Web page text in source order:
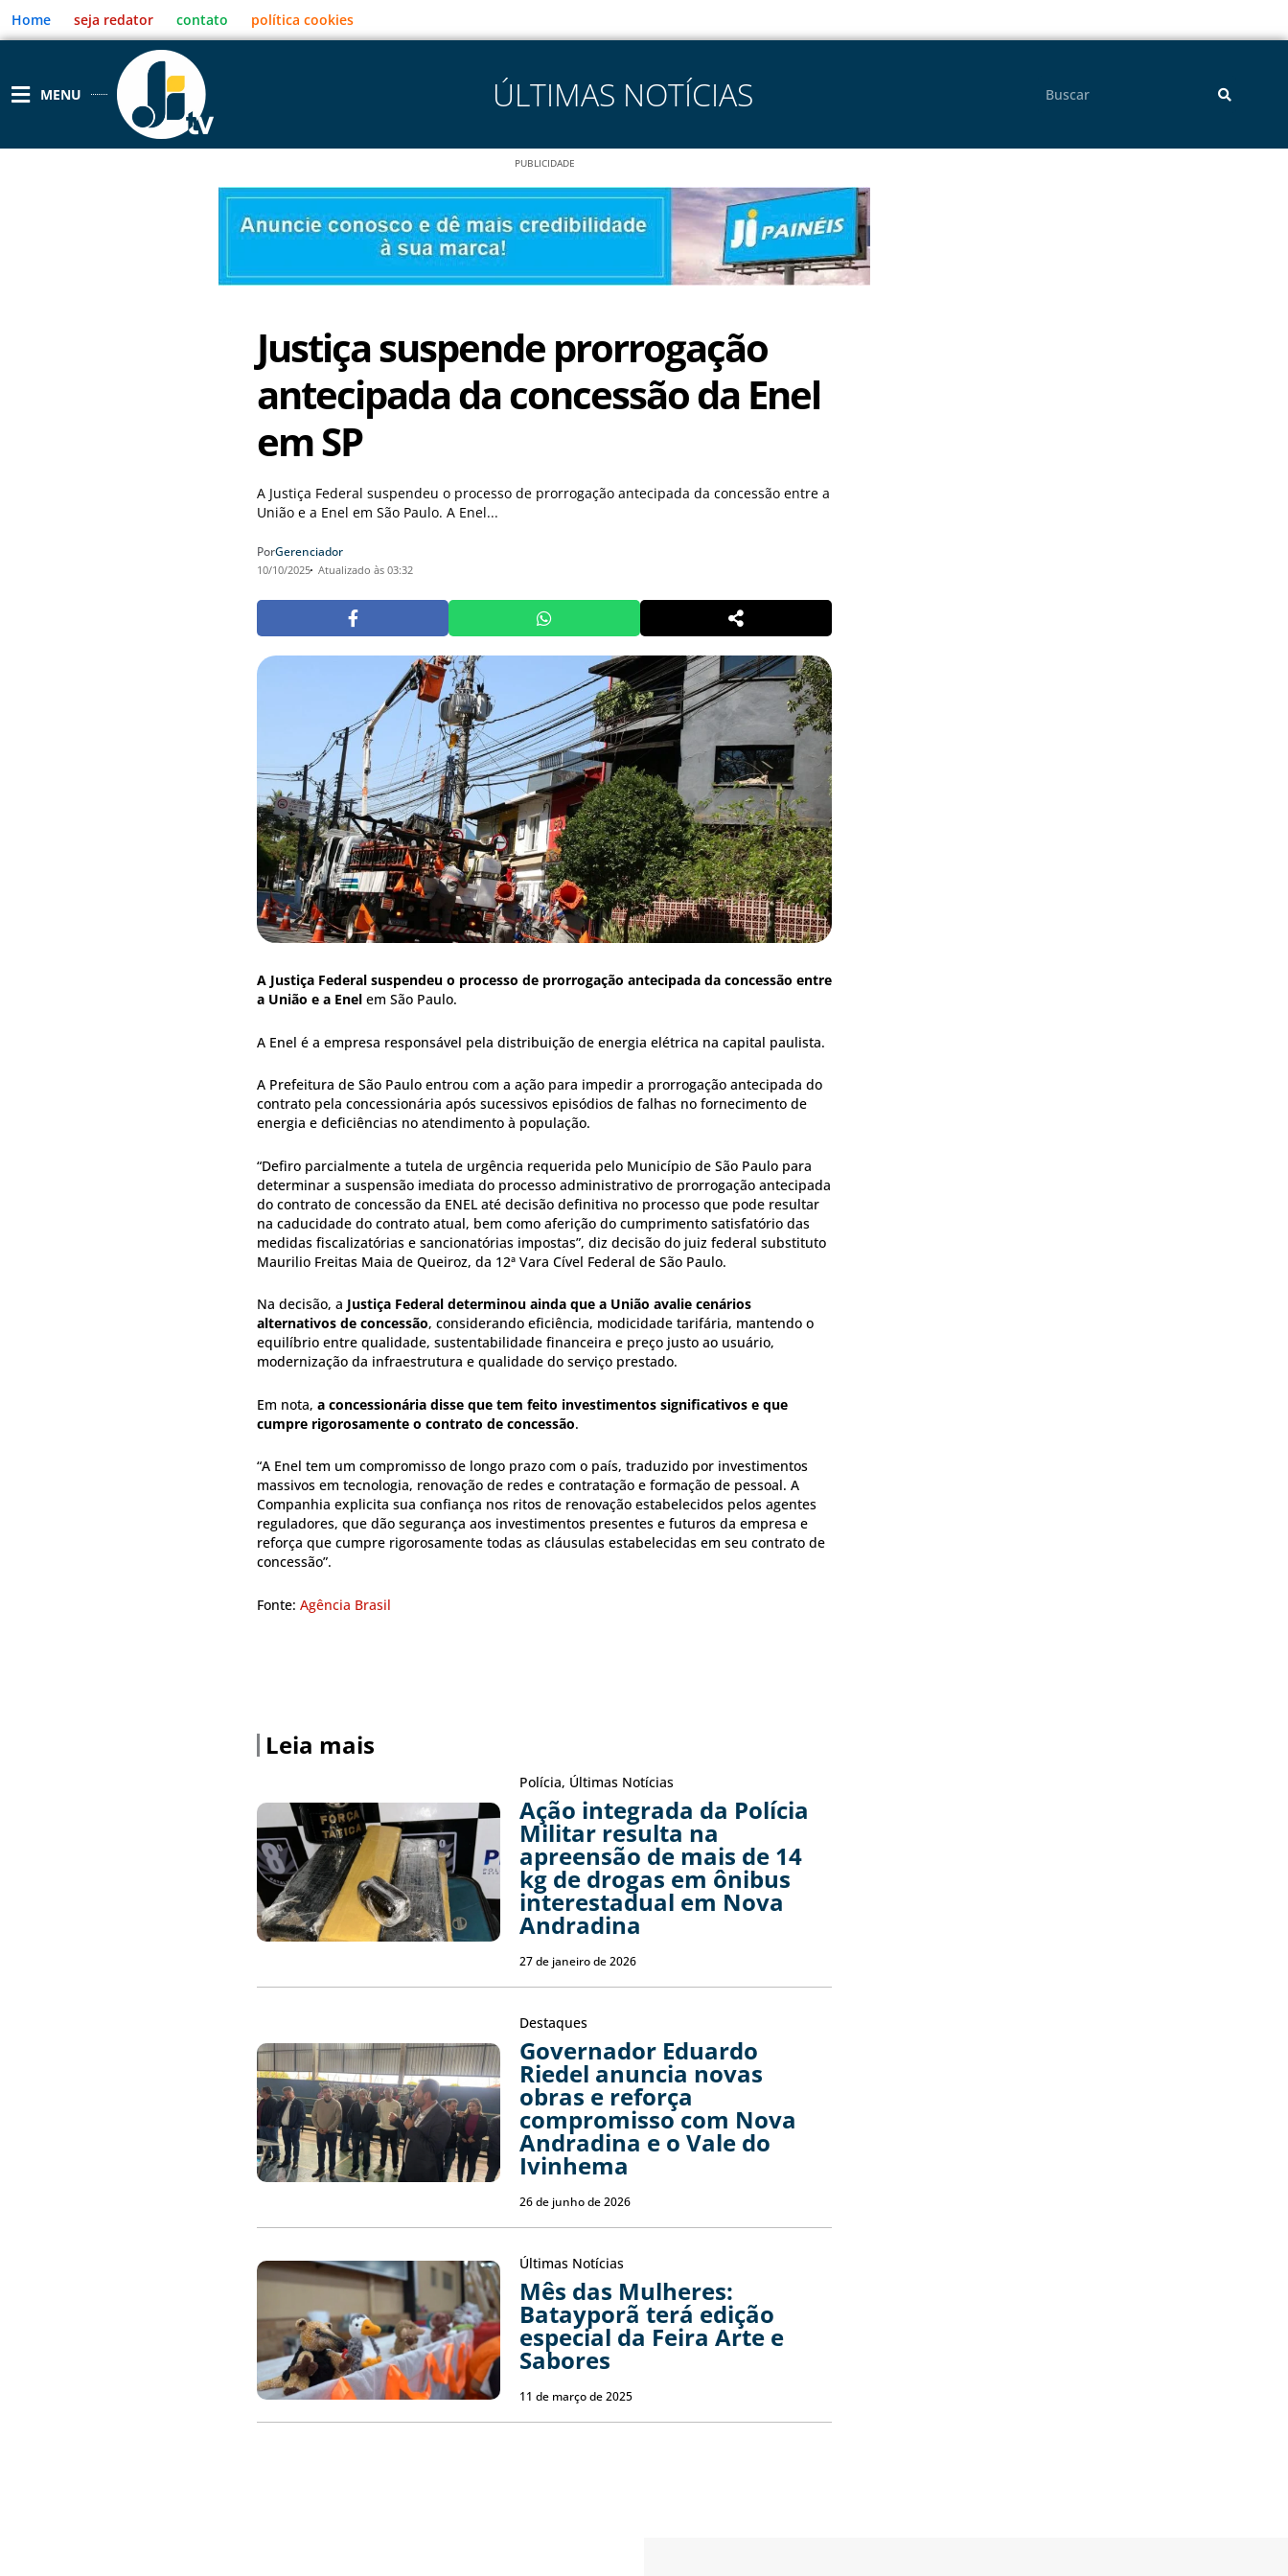
para
o
Home seja redator contato política cookies
MENU ÚLTIMAS NOTÍCIAS
PUBLICIDADE
Justiça suspende prorrogação
antecipada da concessão da Enel
em SP
A Justiça Federal suspendeu o processo de prorrogação antecipada da concessão entre a
União e a Enel em São Paulo. A Enel...
PorGerenciador
10/10/2025 Atualizado às 03:32
A Justiça Federal suspendeu o processo de prorrogação antecipada da concessão entre
a União e a Enel em São Paulo.
A Enel é a empresa responsável pela distribuição de energia elétrica na capital paulista.
A Prefeitura de São Paulo entrou com a ação para impedir a prorrogação antecipada do
contrato pela concessionária após sucessivos episódios de falhas no fornecimento de
energia e deficiências no atendimento à população.
“Defiro parcialmente a tutela de urgência requerida pelo Município de São Paulo para
determinar a suspensão imediata do processo administrativo de prorrogação antecipada
do contrato de concessão da ENEL até decisão definitiva no processo que pode resultar
na caducidade do contrato atual, bem como aferição do cumprimento satisfatório das
medidas fiscalizatórias e sancionatórias impostas”, diz decisão do juiz federal substituto
Maurilio Freitas Maia de Queiroz, da 12ª Vara Cível Federal de São Paulo.
Na decisão, a Justiça Federal determinou ainda que a União avalie cenários
alternativos de concessão, considerando eficiência, modicidade tarifária, mantendo o
equilíbrio entre qualidade, sustentabilidade financeira e preço justo ao usuário,
modernização da infraestrutura e qualidade do serviço prestado.
Em nota, a concessionária disse que tem feito investimentos significativos e que
cumpre rigorosamente o contrato de concessão.
“A Enel tem um compromisso de longo prazo com o país, traduzido por investimentos
massivos em tecnologia, renovação de redes e contratação e formação de pessoal. A
Companhia explicita sua confiança nos ritos de renovação estabelecidos pelos agentes
reguladores, que dão segurança aos investimentos presentes e futuros da empresa e
reforça que cumpre rigorosamente todas as cláusulas estabelecidas em seu contrato de
concessão”.
Fonte: Agência Brasil
Leia mais
Polícia, Últimas Notícias
Ação integrada da Polícia
Militar resulta na
apreensão de mais de 14
kg de drogas em ônibus
interestadual em Nova
Andradina
27 de janeiro de 2026
Destaques
Governador Eduardo
Riedel anuncia novas
obras e reforça
compromisso com Nova
Andradina e o Vale do
Ivinhema
26 de junho de 2026
Últimas Notícias
Mês das Mulheres:
Batayporã terá edição
especial da Feira Arte e
Sabores
11 de março de 2025